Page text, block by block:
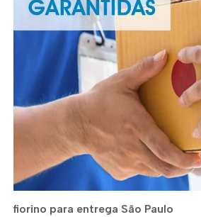
fiorino para entrega São Paulo